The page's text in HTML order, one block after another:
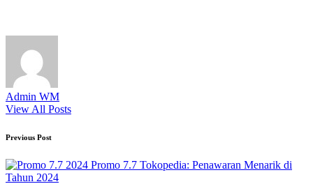
Admin WM
View All Posts
Post
navigation
Previous Post
Promo 7.7 Tokopedia: Penawaran Menarik di
Tahun 2024